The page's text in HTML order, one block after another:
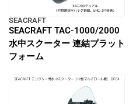
SEACRAFT
SEACRAFT TAC-1000/2000
水中スクーター 連結プラット
フォーム